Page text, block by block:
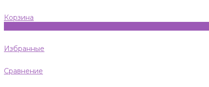
Корзина
Избранные
Сравнение